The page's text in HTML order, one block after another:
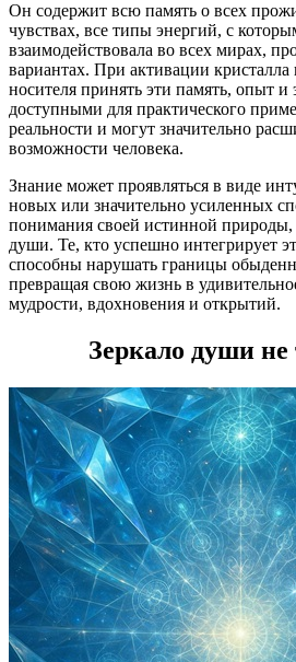
Он содержит всю память о всех
чувствах, все типы энергий, с
взаимодействовала во всех мирах,
вариантах. При активации кристалла
носителя принять эти память, опыт и
доступными для практического
реальности и могут значительно
возможности человека.
Знание может проявляться в виде
новых или значительно усиленных
понимания своей истинной
души. Те, кто успешно интегрирует
способны нарушать границы
превращая свою жизнь в
мудрости, вдохновения и открытий.
Зеркало души не